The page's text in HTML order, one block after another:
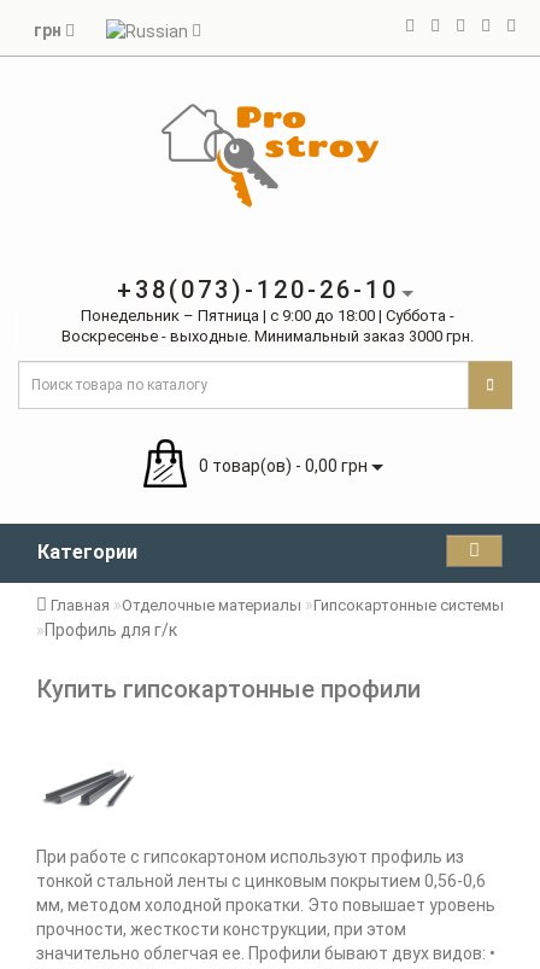
грн
+38(073)-120-26-10
Понедельник – Пятница | с 9:00 до 18:00 | Суббота -
Воскресенье - выходные. Минимальный заказ 3000 грн.
0 товар(ов) - 0,00 грн
Категории
Главная Отделочные материалы Гипсокартонные системы
Профиль для г/к
Купить гипсокартонные профили
При работе с гипсокартоном используют профиль из
тонкой стальной ленты с цинковым покрытием 0,56-0,6
мм, методом холодной прокатки. Это повышает уровень
прочности, жесткости конструкции, при этом
значительно облегчая ее. Профили бывают двух видов: •